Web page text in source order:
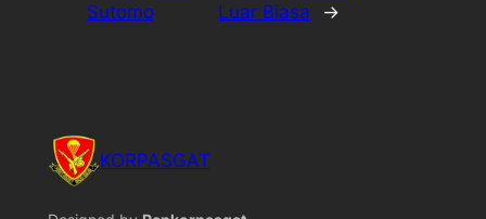
Sutomo
Luar Biasa
→
KORPASGAT